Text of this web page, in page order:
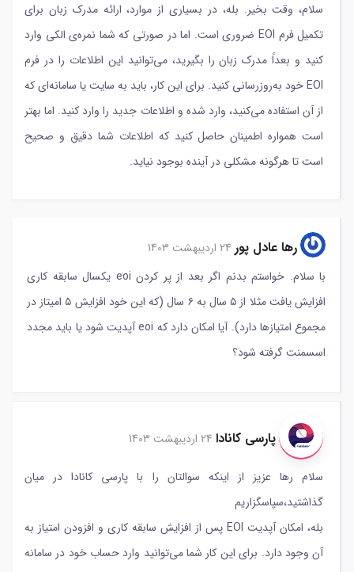
سلام، وقت بخیر. بله، در بسیاری از موارد، ارائه مدرک زبان برای
تکمیل فرم EOI ضروری است. اما در صورتی که شما نمره‌ی الکی وارد
کنید و بعداً مدرک زبان را بگیرید، می‌توانید این اطلاعات را در فرم
EOI خود به‌روزرسانی کنید. برای این کار، باید به سایت یا سامانه‌ای که
از آن استفاده می‌کنید، وارد شده و اطلاعات جدید را وارد کنید. اما بهتر
است همواره اطمینان حاصل کنید که اطلاعات شما دقیق و صحیح
است تا هرگونه مشکلی در آینده بوجود نیاید.
رها عادل پور 24 اردیبهشت 1403
با سلام. خواستم بدنم اگر بعد از پر کردن eoi یکسال سابقه کاری
افزایش یافت مثلا از ۵ سال به ۶ سال (که این خود افزایش ۵ امیتاز در
مجموع امتیازها دارد). آیا امکان دارد که eoi آپدیت شود یا باید مجدد
اسسمنت گرفته شود؟
پارسی کانادا 24 اردیبهشت 1403
سلام رها عزیز از اینکه سوالتان را با پارسی کانادا در میان
گذاشتید،سپاسگزاریم
بله، امکان آپدیت EOI پس از افزایش سابقه کاری و افزودن امتیاز به
آن وجود دارد. برای این کار شما می‌توانید وارد حساب خود در سامانه